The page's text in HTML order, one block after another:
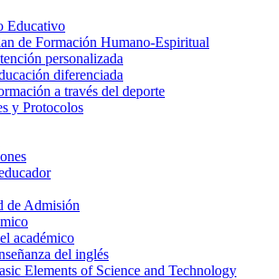
Educativo
de Formación Humano-Espiritual
personalizada
diferenciada
a través del deporte
y Protocolos
de Admisión
académico
del inglés
Elements of Science and Technology